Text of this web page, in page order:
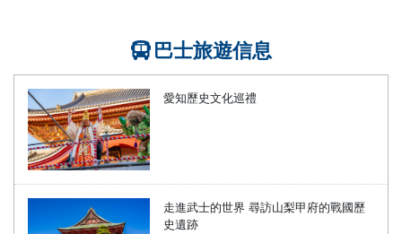
巴士旅遊信息
愛知歷史文化巡禮
走進武士的世界 尋訪山梨甲府的戰國歷
史遺跡